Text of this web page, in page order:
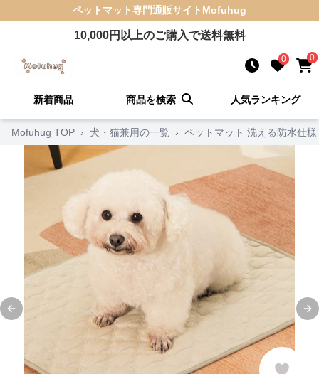
ペットマット専門通販サイト Mofuhug
10,000円以上のご購入で送料無料
0 0
新着商品 商品を検索 人気ランキング
Mofuhug TOP › 犬・猫兼用の一覧 › ペットマット 洗える防水仕
Previous slide